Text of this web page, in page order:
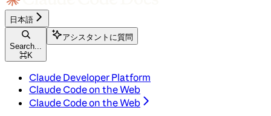
日本語
Search...
⌘K
アシスタントに質問
Claude Developer Platform
Claude Code on the Web
Claude Code on the Web